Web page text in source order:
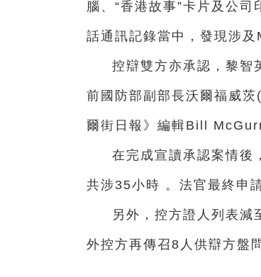
腦、“香港故事”卡片及公
話通訊記錄當中，發現涉
控辯雙方亦承認，黎智
前國防部副部長沃爾福威
爾街日報》編輯Bill
在完成宣讀承認案情後
共涉35小時 。法官最終申
另外，控方證人列表減
外控方再傳召8人供辯方盤